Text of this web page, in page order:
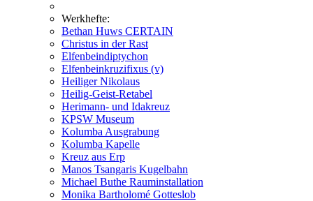
Werkhefte:
Bethan Huws CERTAIN
Christus in der Rast
Elfenbeindiptychon
Elfenbeinkruzifixus (v)
Heiliger Nikolaus
Heilig-Geist-Retabel
Herimann- und Idakreuz
KPSW Museum
Kolumba Ausgrabung
Kolumba Kapelle
Kreuz aus Erp
Manos Tsangaris Kugelbahn
Michael Buthe Rauminstallation
Monika Bartholomé Gotteslob